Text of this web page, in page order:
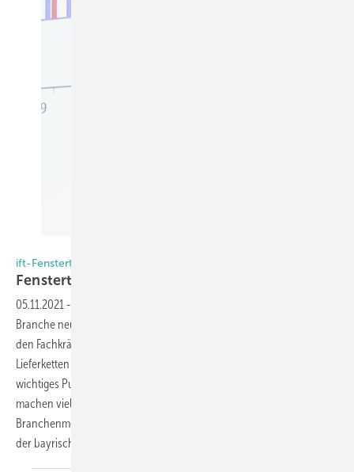
ift-Fenstertage und Netzwerk-Frey-Meeting
Fenstertage im
05.11.2021 -
Branche neuen Herausforderungen stellen. In Rosenheim wird über
den Fachkräftemangel, die Kreislaufwirtschaft und die brüchigen
Lieferketten diskutiert. Die großen Chancen: Moderne Fenster sind ein
wichtiges Puzzle-Stück auf dem Weg zur Klimaneutralität. Andererseits
machen viele sich auch Gedanken um die Zukunft der
Branchenmeetings ift-Fenstertage und Netzwerk-Frey-Expertentreff in
der bayrischen